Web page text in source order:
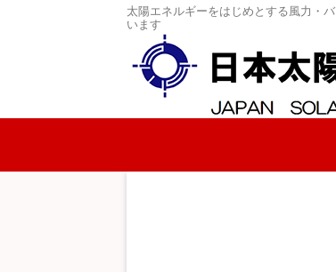
太陽エネルギーをはじめとする風力・
います
コンテンツへスキップ